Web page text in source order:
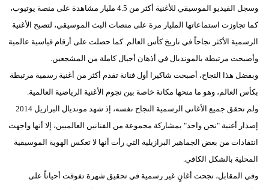
وسجل الفيديو الموسيقي للأغنية أكثر من 4.5 مليار مشاهدة على منصة يوتيوب،
كما تجاوزت استماعاتها المليار مرة على منصات البث الموسيقي، لتصبح الأغنية
الرسمية الأكثر نجاحاً في تاريخ كأس العالم. كما حصلت على أرقام قياسية عالمية
وأصبحت مرتبطة بالمونديال في أذهان أجيال كاملة من المشجعين.
وبفضل هذا النجاح، أصبحت شاكيرا أول فنانة تقدم أكثر من أغنية رسمية مرتبطة
بكأس العالم، وهو ما منحها مكانة خاصة بين نجوم الأغنية الرياضية العالمية.
ولم تحقق جميع الأغاني الرسمية النجاح نفسه، إذ شهد مونديال البرازيل 2014
إصدار أغنية "نحن واحد" بمشاركة مجموعة من الفنانين العالميين، إلا أنها واجهت
انتقادات من بعض الجماهير البرازيلية التي رأت أنها لا تعكس الهوية الموسيقية
المحلية بالشكل الكافي.
وفي المقابل، نجحت أغانٍ غير رسمية في تحقيق شهرة تفوقت أحياناً على